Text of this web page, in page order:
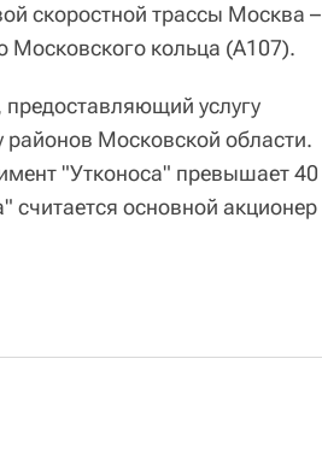
скоростной трассы Москва –
Московского кольца (А107).
услугу
районов Московской области.
"Утконоса" превышает 40
основной акционер